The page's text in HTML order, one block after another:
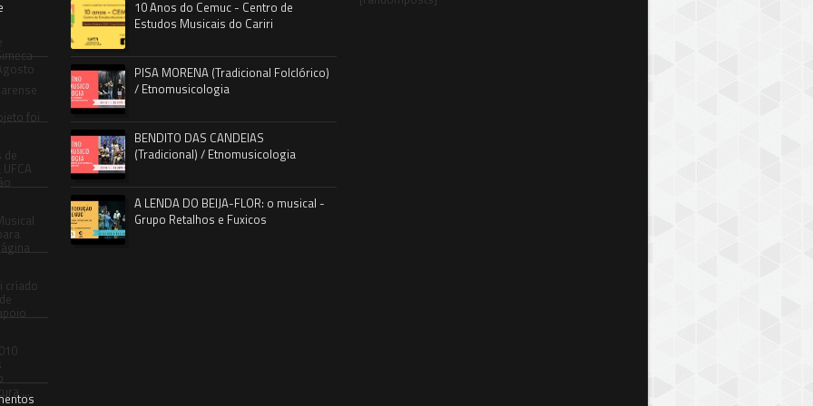
foi
de
criado
...
10 Anos do Cemuc - Centro de
Estudos Musicais do Cariri
PISA MORENA (Tradicional Folclórico)
/ Etnomusicologia
BENDITO DAS CANDEIAS
(Tradicional) / Etnomusicologia
A LENDA DO BEIJA-FLOR: o musical -
Grupo Retalhos e Fuxicos